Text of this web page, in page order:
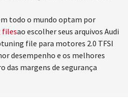
todo o mundo optam por
filesao escolher seus arquivos Audi
file para motores 2.0 TFSI
desempenho e os melhores
das margens de segurança